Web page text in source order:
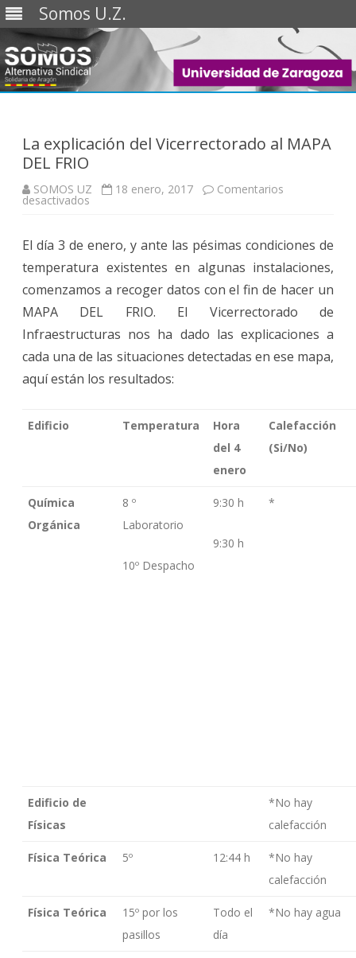
Somos U.Z.
Saltar
La explicación del Vicerrectorado al MAPA
DEL FRIO
SOMOS UZ 18 enero, 2017 Comentarios
desactivados
Vicerrectorado
al
MAPA
DEL
FRIO
El día 3 de enero, y ante las pésimas condiciones de
temperatura existentes en algunas instalaciones,
comenzamos a recoger datos con el fin de hacer un
MAPA DEL FRIO. El Vicerrectorado de
Infraestructuras nos ha dado las explicaciones a
cada una de las situaciones detectadas en ese mapa,
aquí están los resultados:
Edificio Temperatura
Hora
del 4
enero
Calefacción
(Si/No)
Química
Orgánica
8 º
Laboratorio
10º Despacho
9:30 h
9:30 h
*
Edificio de
Físicas
*No hay
calefacción
Física Teórica 5º 12:44 h
*No hay
calefacción
Física Teórica
15º por los
pasillos
Todo el
día
*No hay agua